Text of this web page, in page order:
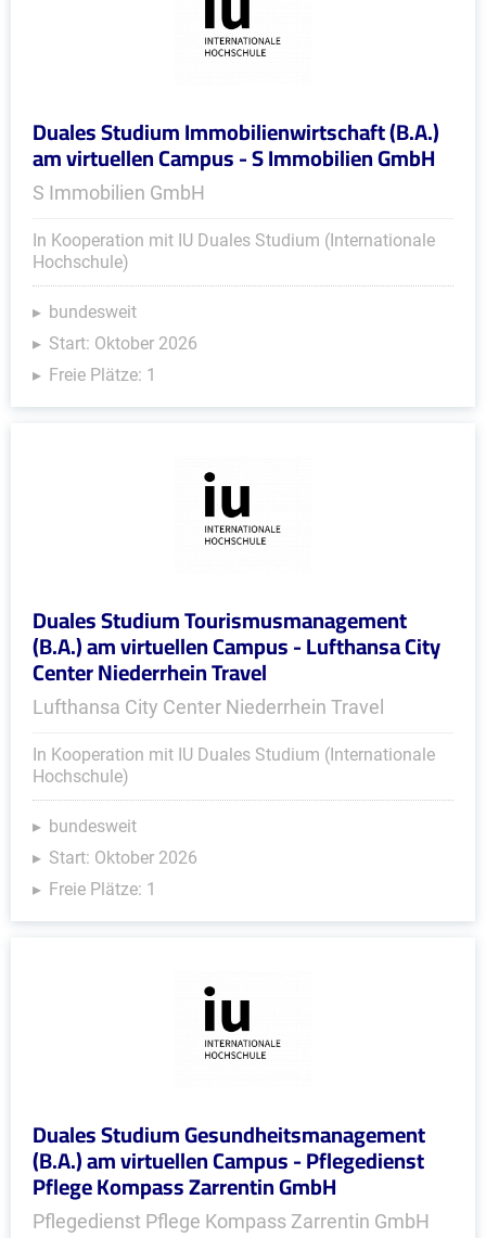
Duales Studium Immobilienwirtschaft (B.A.)
am virtuellen Campus - S Immobilien GmbH
S Immobilien GmbH
In Kooperation mit IU Duales Studium (Internationale
Hochschule)
bundesweit
Start: Oktober 2026
Freie Plätze: 1
Duales Studium Tourismusmanagement
(B.A.) am virtuellen Campus - Lufthansa City
Center Niederrhein Travel
Lufthansa City Center Niederrhein Travel
In Kooperation mit IU Duales Studium (Internationale
Hochschule)
bundesweit
Start: Oktober 2026
Freie Plätze: 1
Duales Studium Gesundheitsmanagement
(B.A.) am virtuellen Campus - Pflegedienst
Pflege Kompass Zarrentin GmbH
Pflegedienst Pflege Kompass Zarrentin GmbH